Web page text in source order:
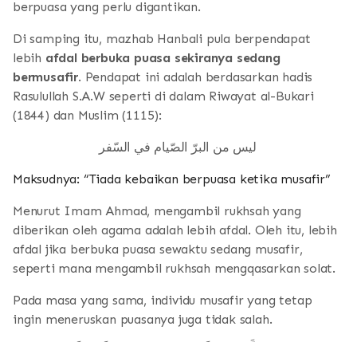
berpuasa yang perlu digantikan.
Di samping itu, mazhab Hanbali pula berpendapat
lebih afdal berbuka puasa sekiranya sedang
bermusafir. Pendapat ini adalah berdasarkan hadis
Rasulullah S.A.W seperti di dalam Riwayat al-Bukari
(1844) dan Muslim (1115):
ليس من البرّ الصّيام في السّفر
Maksudnya: “Tiada kebaikan berpuasa ketika musafir”
Menurut Imam Ahmad, mengambil rukhsah yang
diberikan oleh agama adalah lebih afdal. Oleh itu, lebih
afdal jika berbuka puasa sewaktu sedang musafir,
seperti mana mengambil rukhsah mengqasarkan solat.
Pada masa yang sama, individu musafir yang tetap
ingin meneruskan puasanya juga tidak salah.